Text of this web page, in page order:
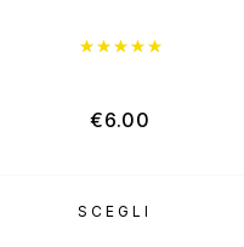
SCEGLI
Valutato
€6.00